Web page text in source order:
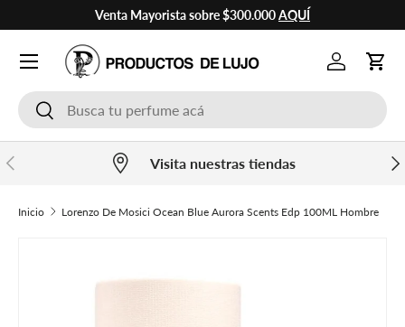
Ir al contenido
Venta Mayorista sobre $300.000AQUÍ
BuscarBuscar
Cuenta
Anterior Visita nuestras tiendas
Inicio Lorenzo De Mosici Ocean Blue Aurora Scents Edp 100ML Hombre